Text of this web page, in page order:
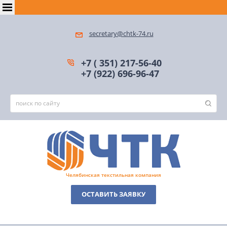
secretary@chtk-74.ru
+7 ( 351) 217-56-40
+7 (922) 696-96-47
Челябинская текстильная компания
ОСТАВИТЬ ЗАЯВКУ